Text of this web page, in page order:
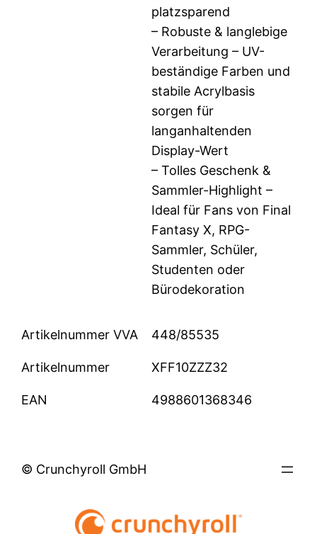
platzsparend
– Robuste & langlebige
Verarbeitung – UV-
beständige Farben und
stabile Acrylbasis
sorgen für
langanhaltenden
Display-Wert
– Tolles Geschenk &
Sammler-Highlight –
Ideal für Fans von Final
Fantasy X, RPG-
Sammler, Schüler,
Studenten oder
Bürodekoration
Artikelnummer VVA 448/85535
Artikelnummer XFF10ZZZ32
EAN 4988601368346
© Crunchyroll GmbH